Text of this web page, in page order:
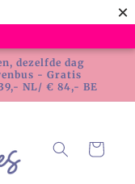
×
dezelfde dag
- Gratis
NL/ € 84,- BE
Winkelwagen